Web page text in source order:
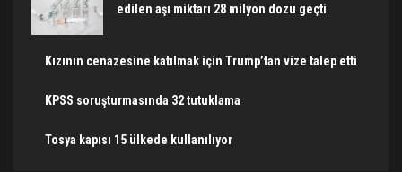
edilen aşı miktarı 28 milyon dozu geçti
Kızının cenazesine katılmak için Trump’tan vize talep etti
KPSS soruşturmasında 32 tutuklama
Tosya kapısı 15 ülkede kullanılıyor